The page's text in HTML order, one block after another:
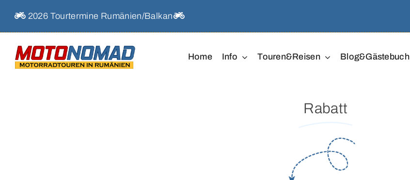
2026 Tourtermine Rumänien/Balkan
Home Info Touren&Reisen Blog&Gästebuch
Rabatt